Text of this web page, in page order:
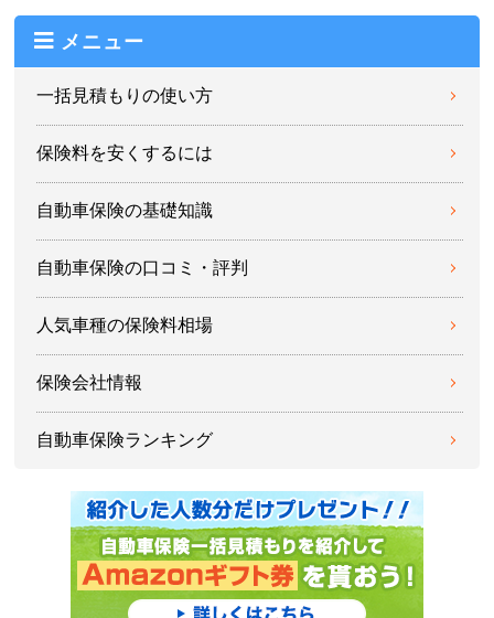
メニュー
一括見積もりの使い方
保険料を安くするには
自動車保険の基礎知識
自動車保険の口コミ・評判
人気車種の保険料相場
保険会社情報
自動車保険ランキング